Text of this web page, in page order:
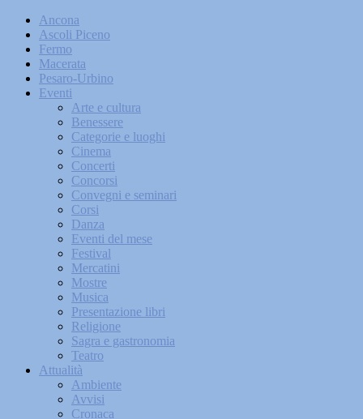
Ancona
Ascoli Piceno
Fermo
Macerata
Pesaro-Urbino
Eventi
Arte e cultura
Benessere
Categorie e luoghi
Cinema
Concerti
Concorsi
Convegni e seminari
Corsi
Danza
Eventi del mese
Festival
Mercatini
Mostre
Musica
Presentazione libri
Religione
Sagra e gastronomia
Teatro
Attualità
Ambiente
Avvisi
Cronaca